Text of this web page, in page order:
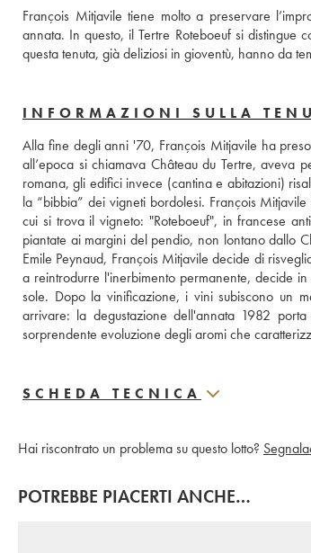
François Mitjavile tiene molto a preservare
annata. In questo, il Tertre Roteboeuf si distingue
questa tenuta, già deliziosi in gioventù, hanno da
INFORMAZIONI SULLA
Alla fine degli anni '70, François Mitjavile ha
all’epoca si chiamava Château du Tertre, aveva
romana, gli edifici invece (cantina e abitazioni)
la “bibbia” dei vigneti bordolesi. François
cui si trova il vigneto: "Roteboeuf", in francese
piantate ai margini del pendio, non lontano dallo
Emile Peynaud, François Mitjavile decide di
a reintrodurre l'inerbimento permanente, decide
sole. Dopo la vinificazione, i vini subiscono un
arrivare: la degustazione dell'annata 1982
sorprendente evoluzione degli aromi che
SCHEDA TECNICA
Hai riscontrato un problema su questo lotto?
POTREBBE PIACERTI ANCHE…